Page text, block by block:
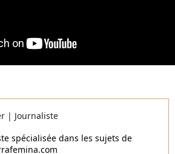
| Journaliste
spécialisée dans les sujets de